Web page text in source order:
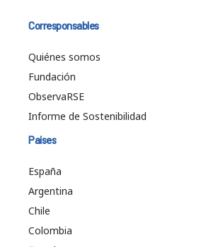
Corresponsables
Quiénes somos
Fundación
ObservaRSE
Informe de Sostenibilidad
Países
España
Argentina
Chile
Colombia